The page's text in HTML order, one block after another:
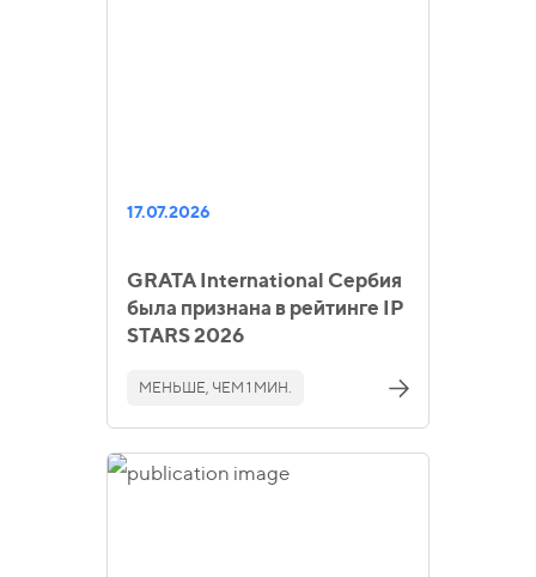
17.07.2026
GRATA International Сербия
была признана в рейтинге IP
STARS 2026
МЕНЬШЕ, ЧЕМ 1 МИН.